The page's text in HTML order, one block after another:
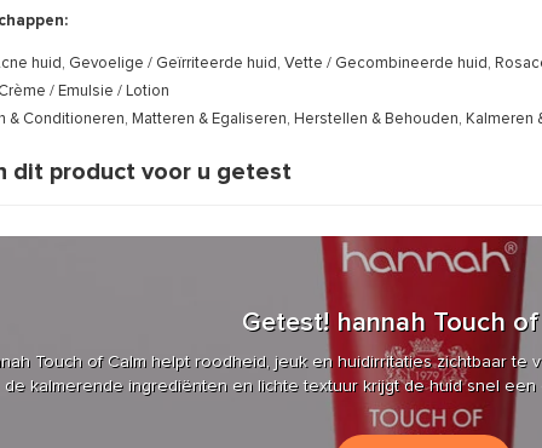
huid, Gevoelige / Geïrriteerde huid, Vette / Gecombineerde huid,
/ Emulsie / Lotion
& Conditioneren, Matteren & Egaliseren, Herstellen & Behouden, Kalmeren
dit product voor u getest
Getest! hannah Touch
Touch of Calm helpt roodheid, jeuk en huidirritaties zichtbaar te
de kalmerende ingrediënten en lichte textuur krijgt de huid snel